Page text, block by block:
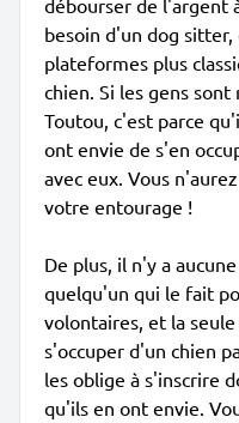
débourser de l'argent
besoin d'un dog
plateformes plus
chien. Si les gens
Toutou, c'est parce
ont envie de s'en
avec eux. Vous
votre entourage !
De plus, il n'y a
quelqu'un qui le fait
volontaires, et la
s'occuper d'un chien
les oblige à s'inscrire
qu'ils en ont envie.